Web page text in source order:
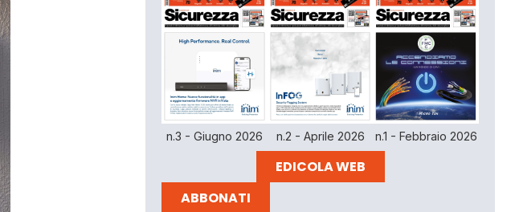
n.3 - Giugno 2026 n.2 - Aprile 2026 n.1 - Febbraio 2026
EDICOLA WEB
ABBONATI